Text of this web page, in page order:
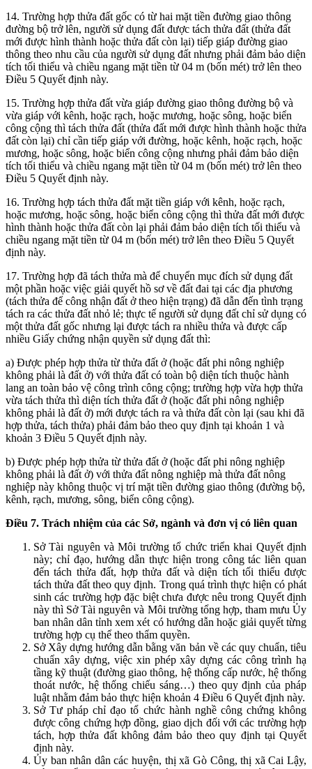
14. Trường hợp thửa đất gốc có từ hai mặt tiền đường giao thông
đường bộ trở lên, người sử dụng đất được tách thửa đất (thửa đất
mới được hình thành hoặc thửa đất còn lại) tiếp giáp đường giao
thông theo nhu cầu của người sử dụng đất nhưng phải đảm bảo diện
tích tối thiểu và chiều ngang mặt tiền từ 04 m (bốn mét) trở lên theo
Điều 5 Quyết định này.
15. Trường hợp thửa đất vừa giáp đường giao thông đường bộ và
vừa giáp với kênh, hoặc rạch, hoặc mương, hoặc sông, hoặc biển
công cộng thì tách thửa đất (thửa đất mới được hình thành hoặc thửa
đất còn lại) chỉ cần tiếp giáp với đường, hoặc kênh, hoặc rạch, hoặc
mương, hoặc sông, hoặc biển công cộng nhưng phải đảm bảo diện
tích tối thiểu và chiều ngang mặt tiền từ 04 m (bốn mét) trở lên theo
Điều 5 Quyết định này.
16. Trường hợp tách thửa đất mặt tiền giáp với kênh, hoặc rạch,
hoặc mương, hoặc sông, hoặc biển công cộng thì thửa đất mới được
hình thành hoặc thửa đất còn lại phải đảm bảo diện tích tối thiểu và
chiều ngang mặt tiền từ 04 m (bốn mét) trở lên theo Điều 5 Quyết
định này.
17. Trường hợp đã tách thửa mà để chuyển mục đích sử dụng đất
một phần hoặc việc giải quyết hồ sơ về đất đai tại các địa phương
(tách thửa để công nhận đất ở theo hiện trạng) đã dẫn đến tình trạng
tách ra các thửa đất nhỏ lẻ; thực tế người sử dụng đất chỉ sử dụng có
một thửa đất gốc nhưng lại được tách ra nhiều thửa và được cấp
nhiều Giấy chứng nhận quyền sử dụng đất thì:
a) Được phép hợp thửa từ thửa đất ở (hoặc đất phi nông nghiệp
không phải là đất ở) với thửa đất có toàn bộ diện tích thuộc hành
lang an toàn bảo vệ công trình công cộng; trường hợp vừa hợp thửa
vừa tách thửa thì diện tích thửa đất ở (hoặc đất phi nông nghiệp
không phải là đất ở) mới được tách ra và thửa đất còn lại (sau khi đã
hợp thửa, tách thửa) phải đảm bảo theo quy định tại khoản 1 và
khoản 3 Điều 5 Quyết định này.
b) Được phép hợp thửa từ thửa đất ở (hoặc đất phi nông nghiệp
không phải là đất ở) với thửa đất nông nghiệp mà thửa đất nông
nghiệp này không thuộc vị trí mặt tiền đường giao thông (đường bộ,
kênh, rạch, mương, sông, biển công cộng).
Điều 7. Trách nhiệm của các Sở, ngành và đơn vị có liên quan
Sở Tài nguyên và Môi trường tổ chức triển khai Quyết định
này; chỉ đạo, hướng dẫn thực hiện trong công tác liên quan
đến tách thửa đất, hợp thửa đất và diện tích tối thiểu được
tách thửa đất theo quy định. Trong quá trình thực hiện có phát
sinh các trường hợp đặc biệt chưa được nêu trong Quyết định
này thì Sở Tài nguyên và Môi trường tổng hợp, tham mưu Ủy
ban nhân dân tỉnh xem xét có hướng dẫn hoặc giải quyết từng
trường hợp cụ thể theo thẩm quyền.
Sở Xây dựng hướng dẫn bằng văn bản về các quy chuẩn, tiêu
chuẩn xây dựng, việc xin phép xây dựng các công trình hạ
tầng kỹ thuật (đường giao thông, hệ thống cấp nước, hệ thống
thoát nước, hệ thống chiếu sáng…) theo quy định của pháp
luật nhằm đảm bảo thực hiện khoản 4 Điều 6 Quyết định này.
Sở Tư pháp chỉ đạo tổ chức hành nghề công chứng không
được công chứng hợp đồng, giao dịch đối với các trường hợp
tách, hợp thửa đất không đảm bảo theo quy định tại Quyết
định này.
Ủy ban nhân dân các huyện, thị xã Gò Công, thị xã Cai Lậy,